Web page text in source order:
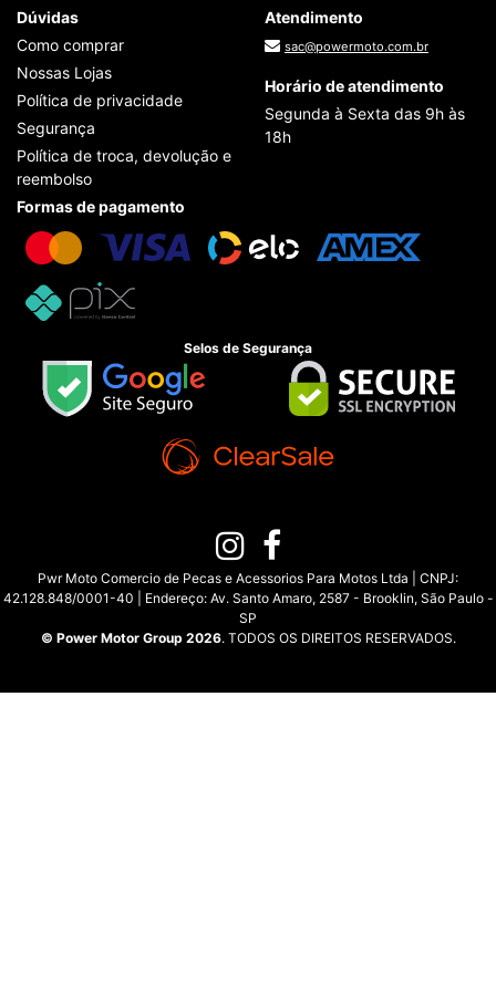
Dúvidas
Como comprar
Nossas Lojas
Política de privacidade
Segurança
Política de troca, devolução e
reembolso
Atendimento
sac@powermoto.com.br
Horário de atendimento
Segunda à Sexta das 9h às
18h
Formas de pagamento
Selos de Segurança
Pwr Moto Comercio de Pecas e Acessorios Para Motos Ltda | CNPJ:
42.128.848/0001-40 | Endereço: Av. Santo Amaro, 2587 - Brooklin, São Paulo -
SP
© Power Motor Group 2026. TODOS OS DIREITOS RESERVADOS.